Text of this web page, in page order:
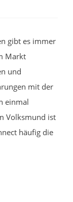
gibt es immer
Markt
und
mit der
einmal
Volksmund ist
häufig die